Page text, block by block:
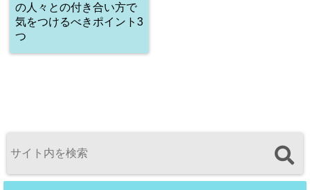
の人々との付き合い方で
気をつけるべきポイント3
つ